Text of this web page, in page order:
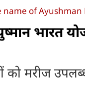
of Ayushman
भारत
को मरीज